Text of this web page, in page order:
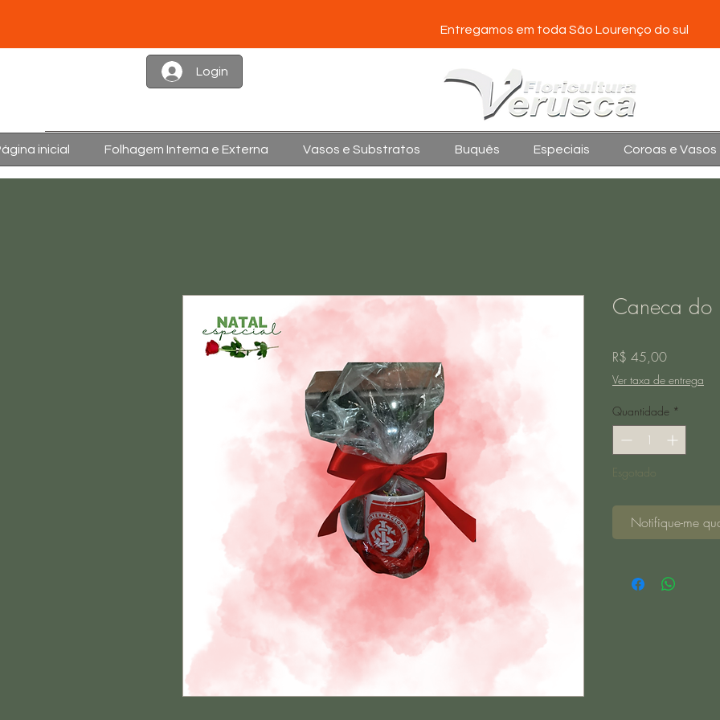
Entregamos em toda São Lourenço do sul
Login
inicial Folhagem Interna e Externa Vasos e Substratos Buquês Especiais Coroas e Vasos
Caneca do
R$ 45,00Preço
Ver taxa de entrega
Quantidade *
Esgotado
Notifique-me